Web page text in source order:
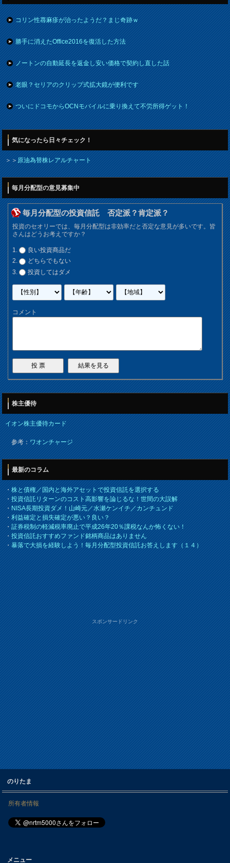
コリン性蕁麻疹が治ったようだ？まじ奇跡ｗ
勝手に消えたOffice2016を復活した方法
ノートンの自動延長を返金し安い価格で契約し直した話
老眼？セリアのクリップ式拡大鏡が便利です
ついにドコモからOCNモバイルに乗り換えて不労所得ゲット！
気になったら日々チェック！
＞＞原油為替株レアルチャート
毎月分配型の意見募集中
毎月分配型の投資信託 否定派？肯定派？
投資のセオリーでは、毎月分配型は非効率だと否定な意見が多いです。皆
さんはどうお考えですか？
良い投資商品だ
どちらでもない
投資してはダメ
コメント
株主優待
イオン株主優待カード
参考：ワオンチャージ
最新のコラム
・株と債権／国内と海外アセットで投資信託を選択する
・投資信託リターンのコスト高影響を論じるな！世間の大誤解
・NISA長期投資ダメ！山崎元／水瀬ケンイチ／カンチュンド
・利益確定と損失確定が悪い？良い？
・証券税制の軽減税率廃止で平成26年20％課税なんか怖くない！
・投資信託おすすめファンド銘柄商品はありません
・暴落で大損を経験しよう！毎月分配型投資信託お答えします（１４）
スポンサードリンク
のりたま
所有者情報
メニュー